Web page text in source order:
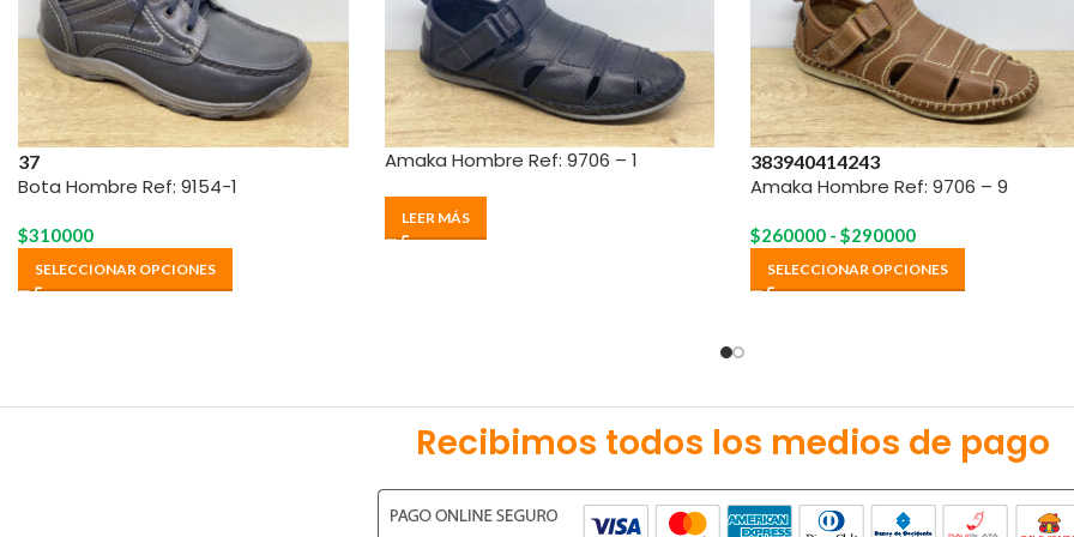
37
Bota Hombre Ref: 9154-1
$310000
SELECCIONAR OPCIONES
Amaka Hombre Ref: 9706 – 1
LEER MÁS
383940414243
Amaka Hombre Ref: 9706 – 9
$260000 - $290000
SELECCIONAR OPCIONES
Recibimos todos los medios de pago